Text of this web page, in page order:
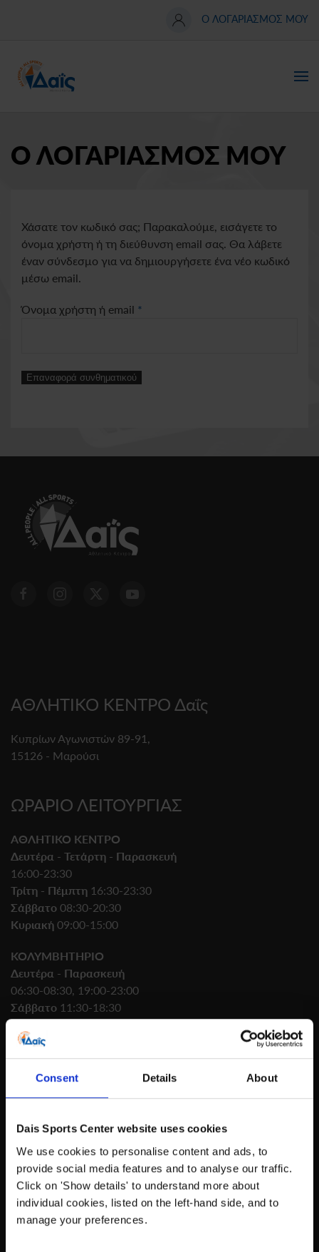
Consent Details About
Dais Sports Center website uses cookies
We use cookies to personalise content and ads, to
provide social media features and to analyse our traffic.
Click on 'Show details' to understand more about
individual cookies, listed on the left-hand side, and to
manage your preferences.
to
main
content
Ο ΛΟΓΑΡΙΑΣΜΟΣ ΜΟΥ
Ο ΛΟΓΑΡΙΑΣΜΟΣ ΜΟΥ
Χάσατε τον κωδικό σας; Παρακαλούμε, εισάγετε το
όνομα χρήστη ή τη διεύθυνση email σας. Θα λάβετε
έναν σύνδεσμο για να δημιουργήσετε ένα νέο κωδικό
μέσω email.
Όνομα χρήστη ή email *
Επαναφορά συνθηματικού
ΑΘΛΗΤΙΚΟ ΚΕΝΤΡΟ Δαΐς
Κυπρίων Αγωνιστών 89-91,
15126 - Μαρούσι
ΩΡΑΡΙΟ ΛΕΙΤΟΥΡΓΙΑΣ
ΑΘΛΗΤΙΚΟ ΚΕΝΤΡΟ
Δευτέρα - Τετάρτη - Παρασκευή
16:00-23:30
Τρίτη - Πέμπτη 16:30-23:30
Σάββατο08:30-20:30
Κυριακή09:00-15:00
ΚΟΛΥΜΒΗΤΗΡΙΟ
Δευτέρα - Παρασκευή
06:30-08:30, 19:00-23:00
Σάββατο 11:30-18:30
Κυριακή09:00-14:30
210 61.86.050
DAIS@DAISSPORTS.GR